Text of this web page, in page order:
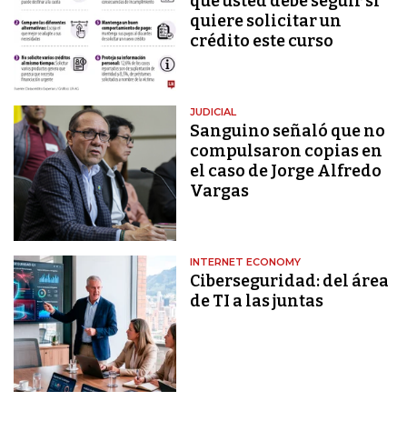
quiere solicitar un
crédito este curso
JUDICIAL
Sanguino señaló que no
compulsaron copias en
el caso de Jorge Alfredo
Vargas
INTERNET ECONOMY
Ciberseguridad: del área
de TI a las juntas